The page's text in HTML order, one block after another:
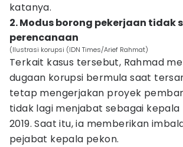
katanya.
2. Modus borong pekerjaan tidak
perencanaan
(Ilustrasi korupsi (IDN Times/Arief Rahmat)
Terkait kasus tersebut, Rahmad
dugaan korupsi bermula saat
tetap mengerjakan proyek
tidak lagi menjabat sebagai
2019. Saat itu, ia memberikan
pejabat kepala pekon.